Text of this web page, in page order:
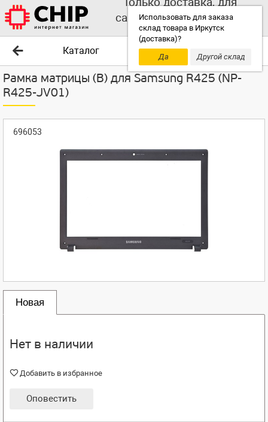
Использовать для заказа
склад товара в Иркутск
(доставка)?
Да
Другой склад
самовывоза выбирайте
другой склад!
Каталог
Рамка матрицы (B) для Samsung R425 (NP-
R425-JV01)
696053
Новая
Нет в наличии
Добавить в избранное
Оповестить